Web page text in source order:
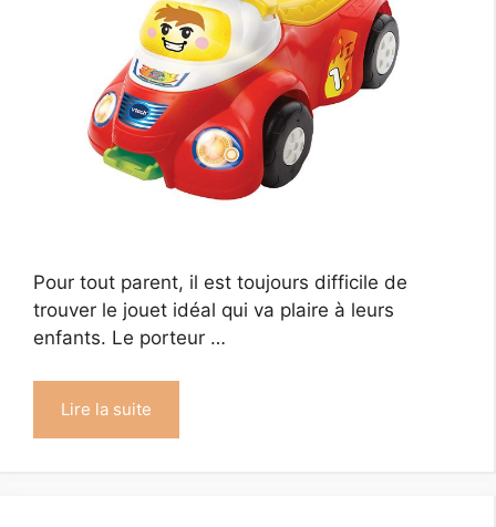
Pour tout parent, il est toujours difficile de
trouver le jouet idéal qui va plaire à leurs
enfants. Le porteur …
Lire la suite